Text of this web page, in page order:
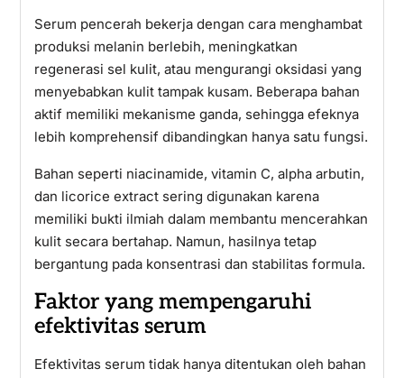
Serum pencerah bekerja dengan cara menghambat
produksi melanin berlebih, meningkatkan
regenerasi sel kulit, atau mengurangi oksidasi yang
menyebabkan kulit tampak kusam. Beberapa bahan
aktif memiliki mekanisme ganda, sehingga efeknya
lebih komprehensif dibandingkan hanya satu fungsi.
Bahan seperti niacinamide, vitamin C, alpha arbutin,
dan licorice extract sering digunakan karena
memiliki bukti ilmiah dalam membantu mencerahkan
kulit secara bertahap. Namun, hasilnya tetap
bergantung pada konsentrasi dan stabilitas formula.
Faktor yang mempengaruhi
efektivitas serum
Efektivitas serum tidak hanya ditentukan oleh bahan